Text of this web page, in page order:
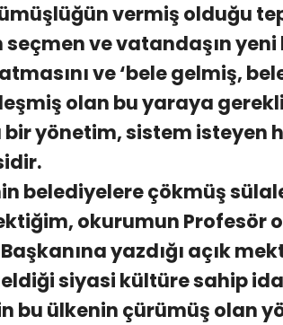
vermiş olduğu
seçmen ve vatandaşın
ve ‘bele gelmiş,
olan bu yaraya
yönetim, sistem isteyen
belediyelere çökmüş
okurumun Profesör
yazdığı açık
siyasi kültüre sahip
bu ülkenin çürümüş olan